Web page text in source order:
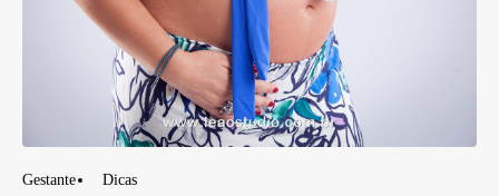
Gestante Dicas